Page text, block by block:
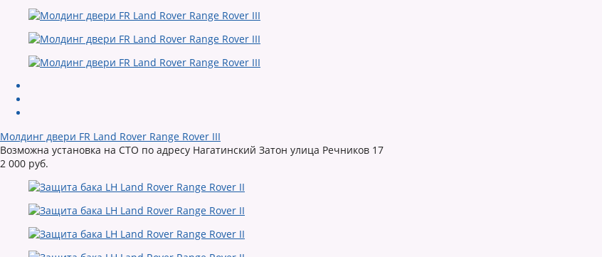
Молдинг двери FR Land Rover Range Rover III
Возможна установка на СТО по адресу Нагатинский Затон улица Речников 17
2 000 руб.